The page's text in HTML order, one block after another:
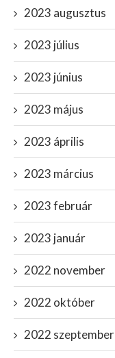
2023 augusztus
2023 július
2023 június
2023 május
2023 április
2023 március
2023 február
2023 január
2022 november
2022 október
2022 szeptember